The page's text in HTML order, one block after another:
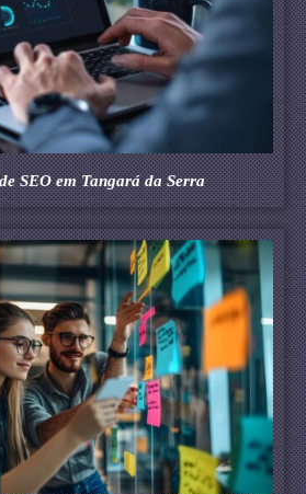
SEO em Tangará da Serra